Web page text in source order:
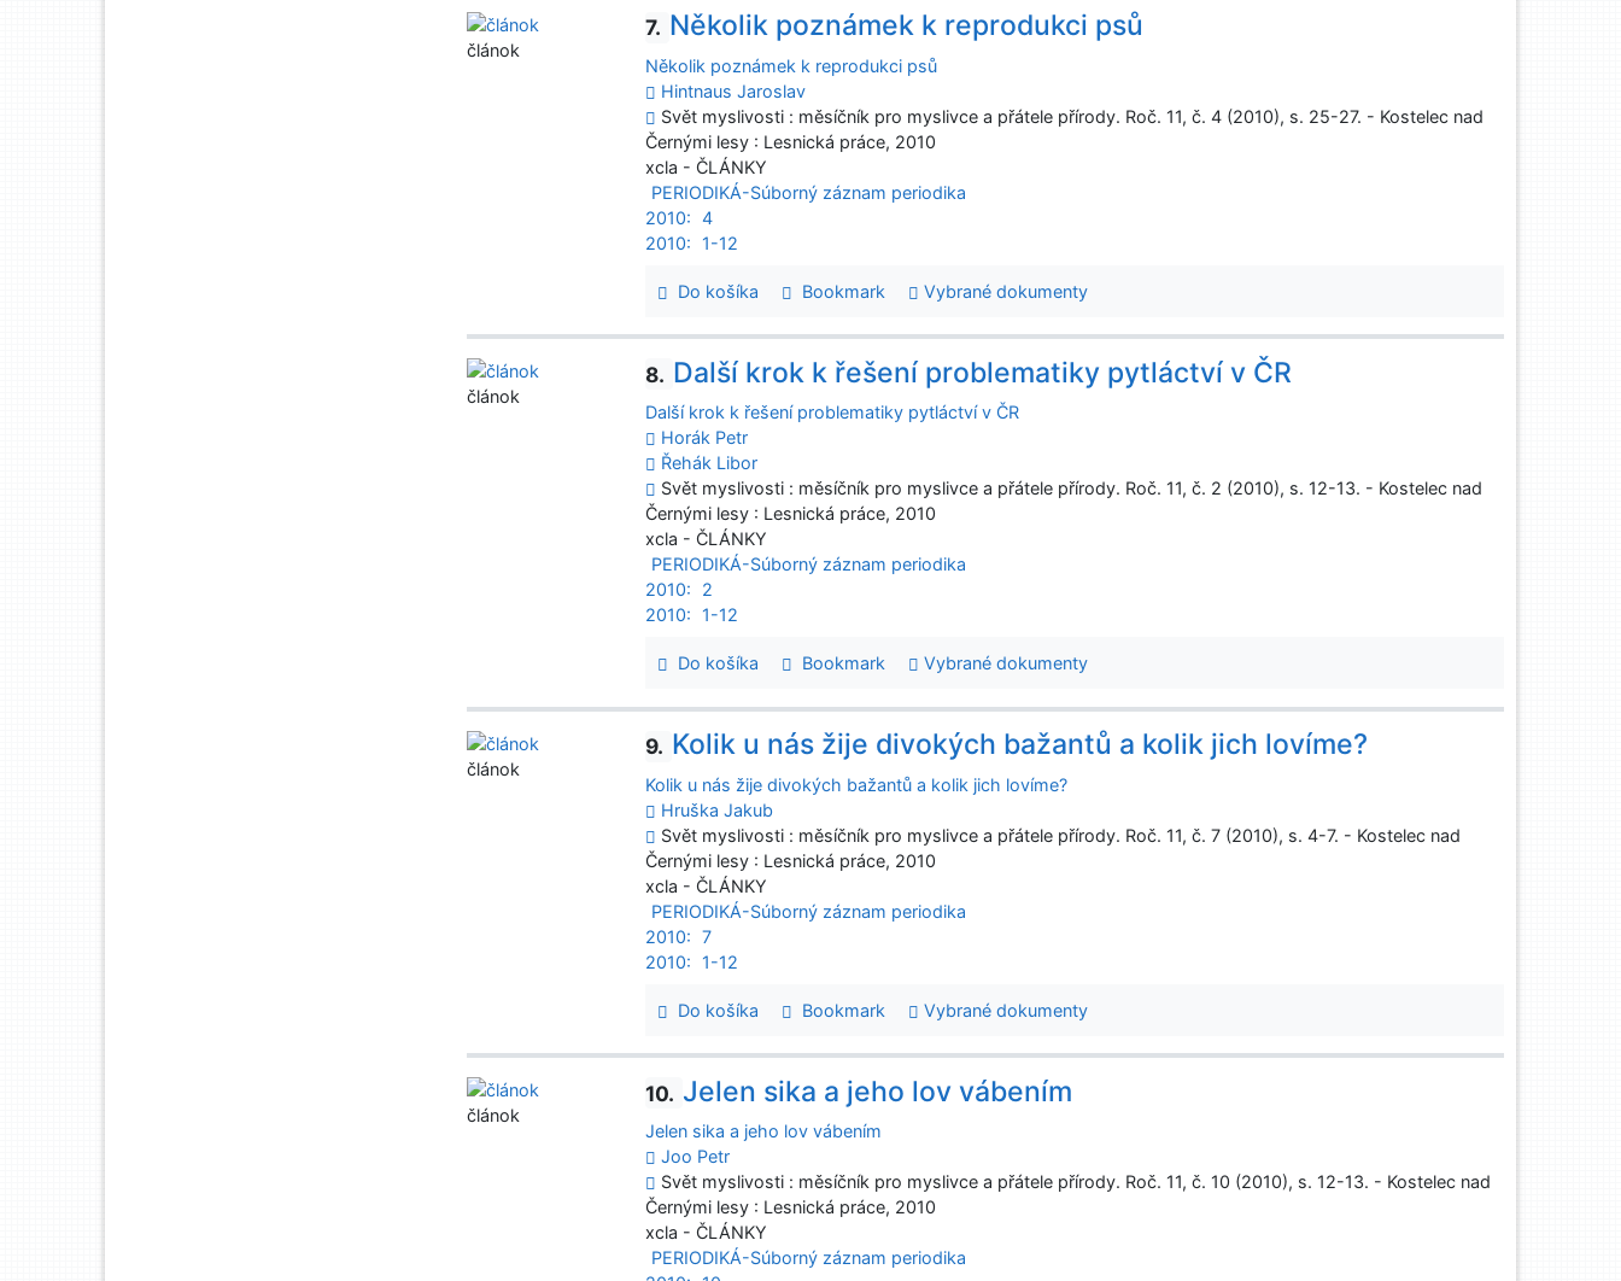
7. Několik poznámek k reprodukci psů
Několik poznámek k reprodukci psů
Hintnaus Jaroslav
Svět myslivosti : měsíčník pro myslivce a přátele přírody. Roč. 11, č. 4 (2010), s. 25-27. - Kostelec nad
Černými lesy : Lesnická práce, 2010
xcla - ČLÁNKY
PERIODIKÁ-Súborný záznam periodika
2010:
4
2010:
1-12
Do košíka Bookmark Vybrané dokumenty
článok
8. Další krok k řešení problematiky pytláctví v ČR
Další krok k řešení problematiky pytláctví v ČR
Horák Petr
Řehák Libor
Svět myslivosti : měsíčník pro myslivce a přátele přírody. Roč. 11, č. 2 (2010), s. 12-13. - Kostelec nad
Černými lesy : Lesnická práce, 2010
xcla - ČLÁNKY
PERIODIKÁ-Súborný záznam periodika
2010:
2
2010:
1-12
Do košíka Bookmark Vybrané dokumenty
článok
9. Kolik u nás žije divokých bažantů a kolik jich lovíme?
Kolik u nás žije divokých bažantů a kolik jich lovíme?
Hruška Jakub
Svět myslivosti : měsíčník pro myslivce a přátele přírody. Roč. 11, č. 7 (2010), s. 4-7. - Kostelec nad
Černými lesy : Lesnická práce, 2010
xcla - ČLÁNKY
PERIODIKÁ-Súborný záznam periodika
2010:
7
2010:
1-12
Do košíka Bookmark Vybrané dokumenty
článok
10. Jelen sika a jeho lov vábením
Jelen sika a jeho lov vábením
Joo Petr
Svět myslivosti : měsíčník pro myslivce a přátele přírody. Roč. 11, č. 10 (2010), s. 12-13. - Kostelec nad
Černými lesy : Lesnická práce, 2010
xcla - ČLÁNKY
PERIODIKÁ-Súborný záznam periodika
článok